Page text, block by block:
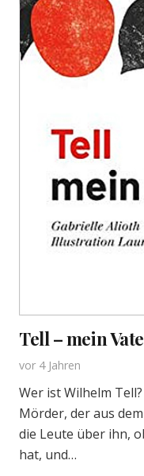
Tell – mein
vor 4 Jahren
Wer ist Wilhelm
Mörder, der aus
die Leute über ihn,
hat, und…